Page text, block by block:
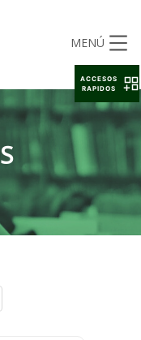
MENÚ
ACCESOS
RAPIDOS